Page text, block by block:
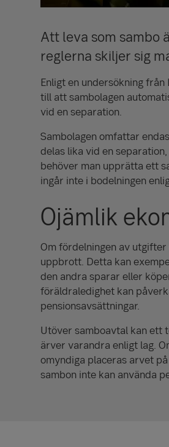
Att leva som sambo
reglerna skiljer sig
Enligt en undersökning
till att sambolagen
vid en separation.
Sambolagen omfattar
delas lika vid en
behöver man upprätta ett
ingår inte i bodelningen
Ojämlik
Om fördelningen av
uppbrott. Detta kan
den andra sparar eller
föräldraledighet kan
pensionsavsättningar.
Utöver samboavtal kan ett
ärver varandra enligt lag.
omyndiga placeras arvet
sambon inte kan använda